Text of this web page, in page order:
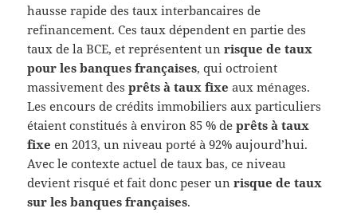
hausse rapide des taux interbancaires de
refinancement. Ces taux dépendent en partie des
taux de la BCE, et représentent unrisque de taux
pour les banques françaises, qui octroient
massivement desprêts à taux fixe aux ménages.
Les encours de crédits immobiliers aux particuliers
étaient constitués à environ 85 % deprêts à taux
fixe en 2013, un niveau porté à 92% aujourd’hui.
Avec le contexte actuel de taux bas, ce niveau
devient risqué et fait donc peser unrisque de taux
sur les banques françaises.